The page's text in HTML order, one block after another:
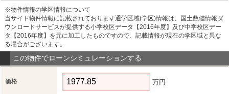
※物件情報の学区情報について
当サイト物件情報に記載されております通学区域(学区)情報は、国土数値情報ダ
ウンロードサービスが提供する小学校区データ【2016年度】及び中学校区デー
タ【2016年度】を元に加工したものですので、記載情報が現在の学区域と異な
る場合がございます。
この物件でローンシミュレーションする
価格 万円